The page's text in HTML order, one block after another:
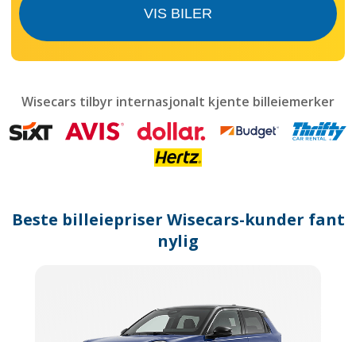
mark
to
get
changing
VIS BILER
Wisecars tilbyr internasjonalt kjente billeiemerker
Beste billeiepriser Wisecars-kunder fant
nylig